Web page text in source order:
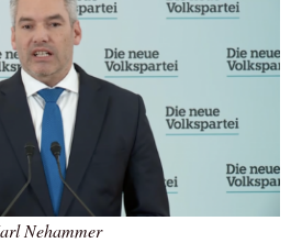
Nehammer